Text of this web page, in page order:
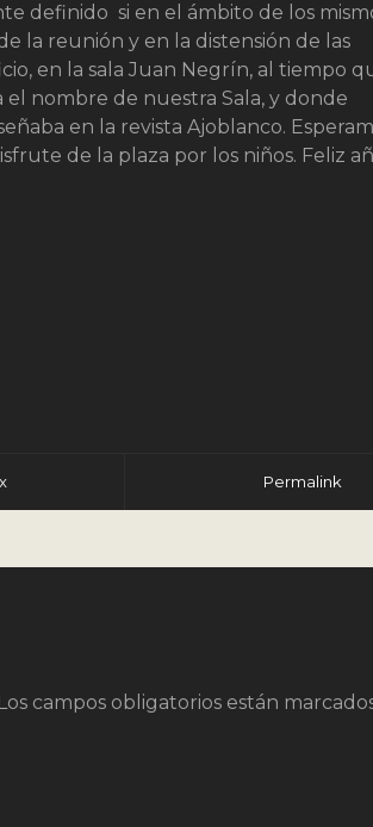
definido si en el ámbito de los
la reunión y en la distensión de las
en la sala Juan Negrín, al tiempo
nombre de nuestra Sala, y donde
en la revista Ajoblanco.
de la plaza por los niños. Feliz
Permalink
Los campos obligatorios están